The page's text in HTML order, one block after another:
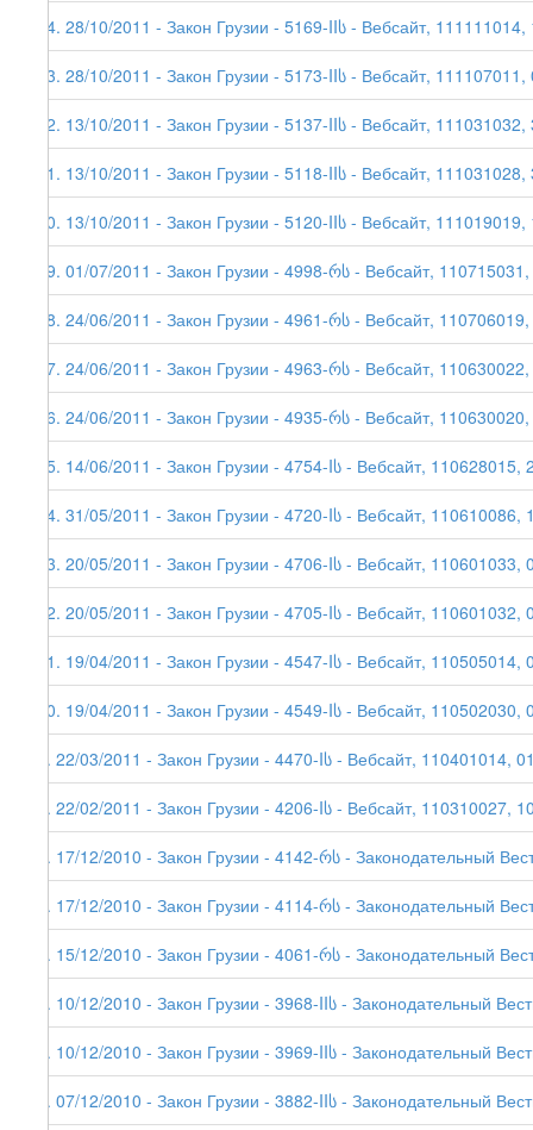
24. 28/10/2011 - Закон Грузии - 5169-IIს - Вебсайт,
23. 28/10/2011 - Закон Грузии - 5173-IIს - Вебсайт,
22. 13/10/2011 - Закон Грузии - 5137-IIს - Вебсайт,
21. 13/10/2011 - Закон Грузии - 5118-IIს - Вебсайт,
20. 13/10/2011 - Закон Грузии - 5120-IIს - Вебсайт,
19. 01/07/2011 - Закон Грузии - 4998-რს - Вебсайт,
18. 24/06/2011 - Закон Грузии - 4961-რს - Вебсайт,
17. 24/06/2011 - Закон Грузии - 4963-რს - Вебсайт,
16. 24/06/2011 - Закон Грузии - 4935-რს - Вебсайт,
15. 14/06/2011 - Закон Грузии - 4754-Iს - Вебсайт, 110628015,
14. 31/05/2011 - Закон Грузии - 4720-Iს - Вебсайт, 110610086,
13. 20/05/2011 - Закон Грузии - 4706-Iს - Вебсайт, 110601033,
12. 20/05/2011 - Закон Грузии - 4705-Iს - Вебсайт, 110601032,
11. 19/04/2011 - Закон Грузии - 4547-Iს - Вебсайт, 110505014,
10. 19/04/2011 - Закон Грузии - 4549-Iს - Вебсайт, 110502030,
9. 22/03/2011 - Закон Грузии - 4470-Iს - Вебсайт, 110401014,
8. 22/02/2011 - Закон Грузии - 4206-Iს - Вебсайт, 110310027,
7. 17/12/2010 - Закон Грузии - 4142-რს - Законодательный
6. 17/12/2010 - Закон Грузии - 4114-რს - Законодательный
5. 15/12/2010 - Закон Грузии - 4061-რს - Законодательный
4. 10/12/2010 - Закон Грузии - 3968-IIს - Законодательный
3. 10/12/2010 - Закон Грузии - 3969-IIს - Законодательный
2. 07/12/2010 - Закон Грузии - 3882-IIს - Законодательный